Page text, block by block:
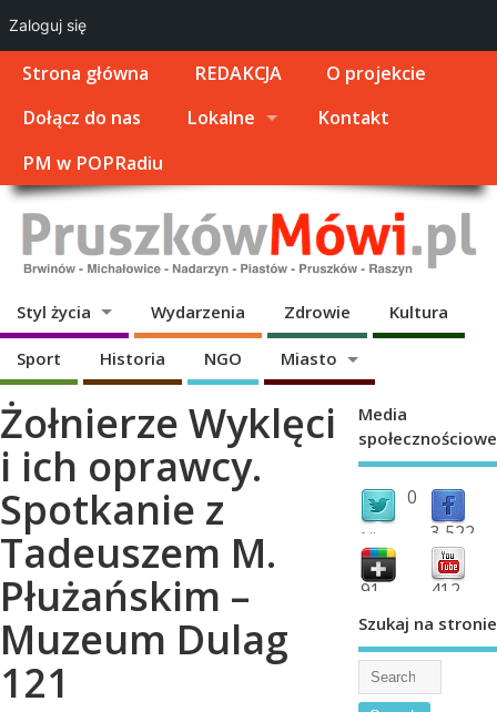
Strona główna REDAKCJA
O projekcie
Dołącz do nas
Lokalne
Kontakt
PM w POPRadiu
Styl życia Wydarzenia Zdrowie Kultura
Sport Historia NGO Miasto
Żołnierze Wyklęci
i ich oprawcy.
Spotkanie z
Tadeuszem M.
Płużańskim –
Muzeum Dulag
121
Media
społecznościowe
0
followers 3,522
fans
91 412
Szukaj na stronie
Zaloguj się